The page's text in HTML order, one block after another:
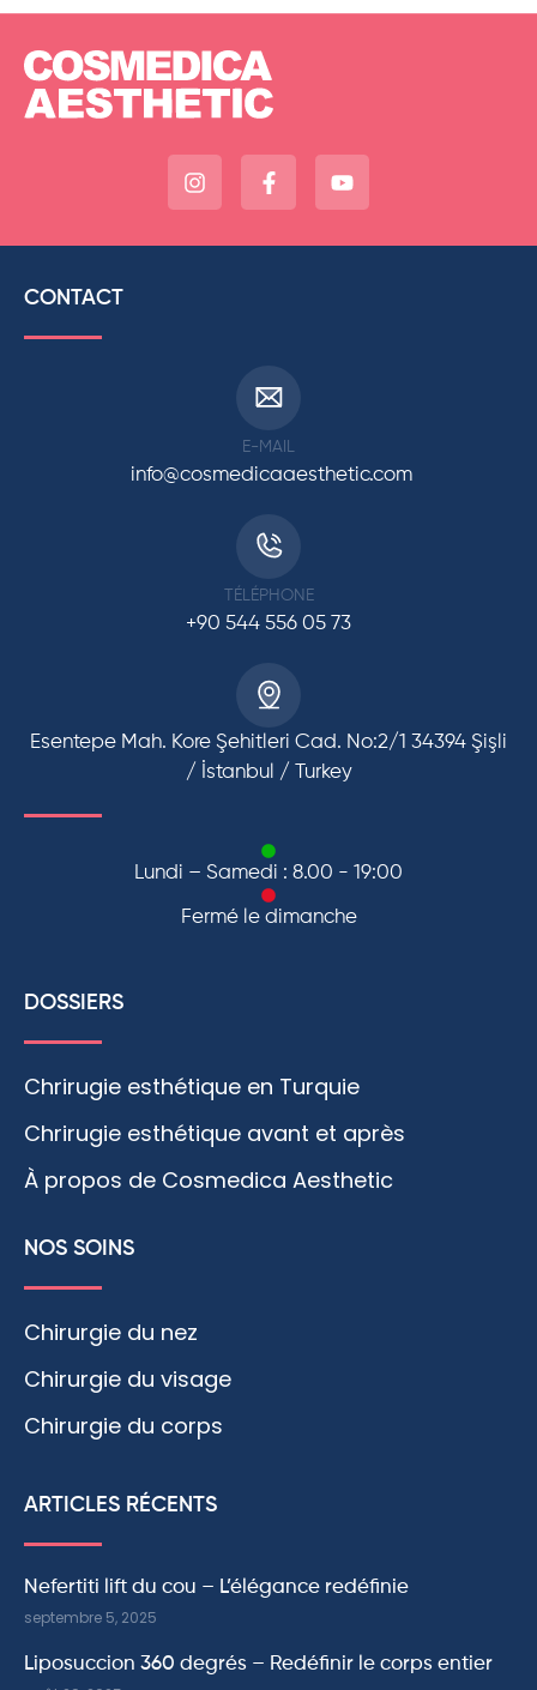
CONTACT
E-MAIL
info@cosmedicaaesthetic.com
TÉLÉPHONE
+90 544 556 05 73
Esentepe Mah. Kore Şehitleri Cad. No:2/1 34394 Şişli
/ İstanbul / Turkey
Lundi – Samedi : 8.00 - 19:00
Fermé le dimanche
DOSSIERS
Chrirugie esthétique en Turquie
Chrirugie esthétique avant et après
À propos de Cosmedica Aesthetic
NOS SOINS
Chirurgie du nez
Chirurgie du visage
Chirurgie du corps
ARTICLES RÉCENTS
Nefertiti lift du cou – L’élégance redéfinie
septembre 5, 2025
Liposuccion 360 degrés – Redéfinir le corps entier